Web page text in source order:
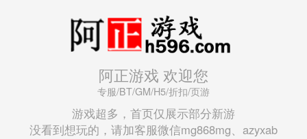
阿正游戏 欢迎您
专服/BT/GM/H5/折扣/页游
游戏超多，首页仅展示部分新游
没看到想玩的，请加客服微信mg868mg、azyxab